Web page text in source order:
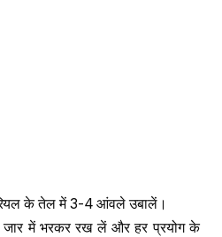
के तेल में 3-4 आंवले उबालें।
जार में भरकर रख लें और हर प्रयोग के